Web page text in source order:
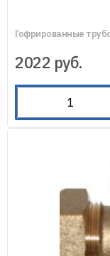
Гофрированные
2022 руб.